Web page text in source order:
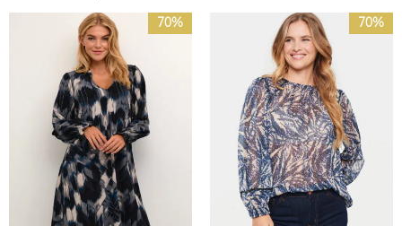
70%
Oorspronkelijke
prijs
was:
€69,95.
Huidige
prijs
is:
€21,00.
70%
Oorspronkelijke
prijs
was:
€59,95.
Huidige
prijs
is:
€18,00.